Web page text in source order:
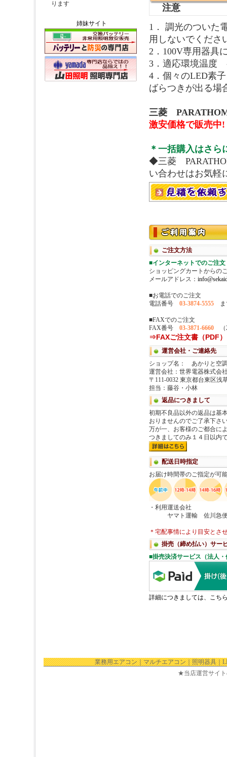
注意
1． 調光のついた
用しないでくださ
2．100V専用器具
3．適応環境温度
4．個々のLED素
ばらつきが出る場
三菱
激安価格で販売中!
＊一括購入はさ
◆三菱
い合わせはお気軽
姉妹サイト
業務用エアコン｜マルチエアコン｜照明器具｜
★当店運営サイ